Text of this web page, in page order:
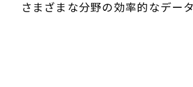
さまざまな分野の効率的なデ